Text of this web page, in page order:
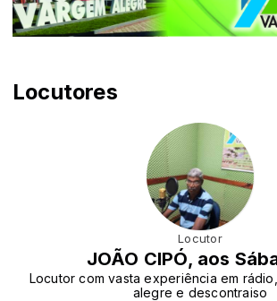
Locutores
Locutor
JOÃO CIPÓ, aos
Locutor com vasta experiência em
alegre e descontraiso